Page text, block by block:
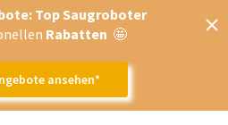
Top Saugroboter
Rabatten 🤩
ansehen*